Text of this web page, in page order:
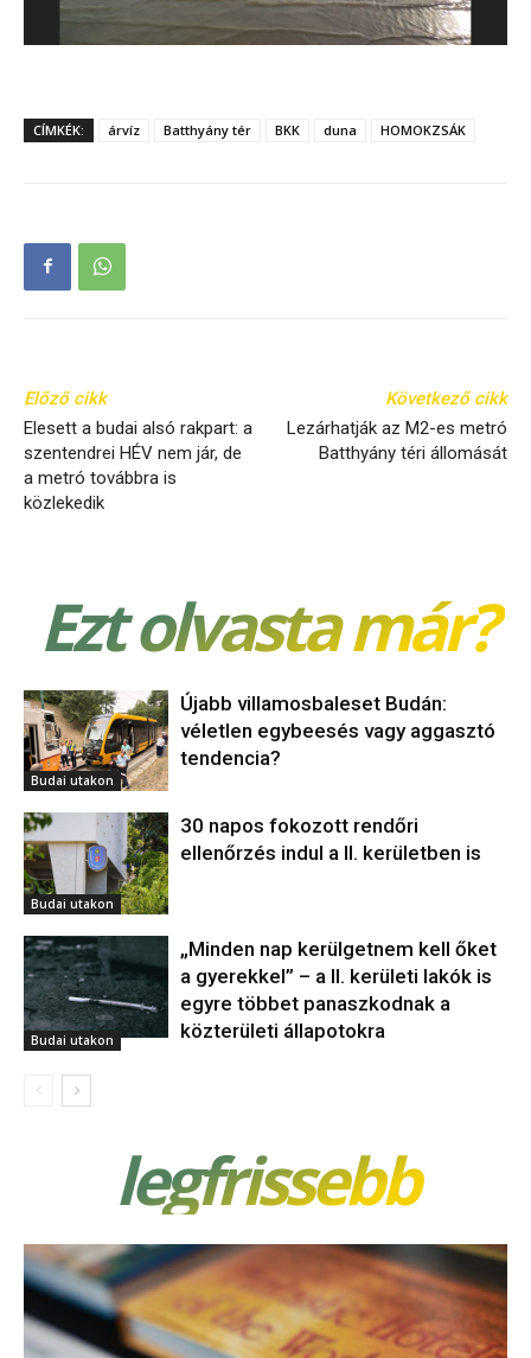
CÍMKÉK: árvíz Batthyány tér BKK duna HOMOKZSÁK
Előző cikk
Elesett a budai alsó rakpart: a
szentendrei HÉV nem jár, de
a metró továbbra is
közlekedik
Következő cikk
Lezárhatják az M2-es metró
Batthyány téri állomását
Ezt olvasta már?
Budai utakon
Újabb villamosbaleset Budán:
véletlen egybeesés vagy aggasztó
tendencia?
Budai utakon
30 napos fokozott rendőri
ellenőrzés indul a II. kerületben is
Budai utakon
„Minden nap kerülgetnem kell őket
a gyerekkel” – a II. kerületi lakók is
egyre többet panaszkodnak a
közterületi állapotokra
legfrissebb